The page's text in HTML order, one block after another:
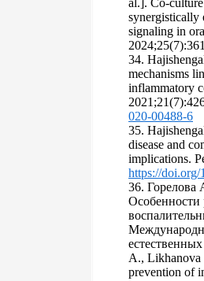
al.]. Co-
synergistically
signaling in
34.
mechanisms
inflammatory
020-00488-6
35.
disease and
implications.
https://doi.org/
36.
Особенности
А., Likhanova
prevention of